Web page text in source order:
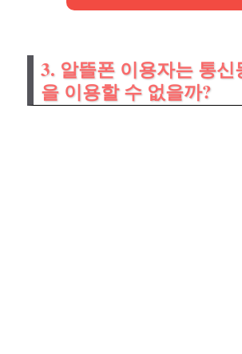
3. 알뜰폰 이용자는 통신
을 이용할 수 없을까?